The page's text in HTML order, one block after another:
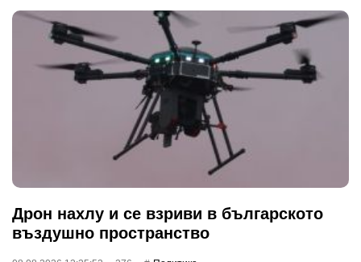
Дрон нахлу и се взриви в българското
въздушно пространство